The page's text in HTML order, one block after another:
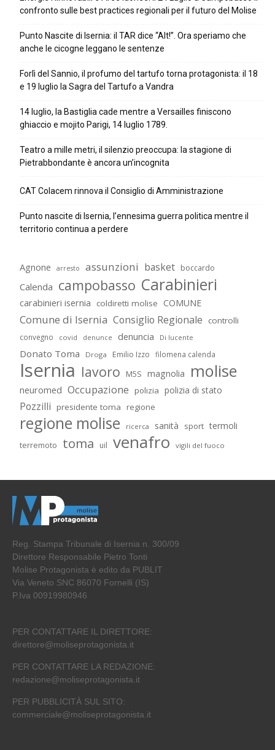
confronto sulle best practices regionali per il futuro del Molise
Punto Nascite di Isernia: il TAR dice “Alt!”. Ora speriamo che
anche le cicogne leggano le sentenze
Forlì del Sannio, il profumo del tartufo torna protagonista: il 18
e 19 luglio la Sagra del Tartufo a Vandra
14 luglio, la Bastiglia cade mentre a Versailles finiscono
ghiaccio e mojito Parigi, 14 luglio 1789.
Teatro a mille metri, il silenzio preoccupa: la stagione di
Pietrabbondante è ancora un’incognita
CAT Colacem rinnova il Consiglio di Amministrazione
Punto nascite di Isernia, l’ennesima guerra politica mentre il
territorio continua a perdere
Agnone arresto assunzioni basket boccardo
Calenda campobasso Carabinieri
carabinieri isernia coldiretti molise COMUNE
Comune di Isernia Consiglio Regionale controlli
convegno covid denunce denuncia Di lucente
Donato Toma Droga Emilio Izzo filomena calenda
Isernia lavoro M5S magnolia molise
neuromed Occupazione polizia polizia di stato
Pozzilli presidente toma regione
regione molise ricerca sanità sport termoli
terremoto toma uil venafro vigili del fuoco
Reg. Stampa Tribunale di Isernia n. 300/09
Direttore Responsabile Pietro Tonti
Molise Protagonista è edito da PUBLIT
Via Veneto SNC 86070 Fornelli (IS)
P.Iva 00919980946
PER CONTATTARE IL DIRETTORE:
direttore@moliseprotagonista.it
PER CONTATTARE LA REDAZIONE:
redazione@moliseprotagonista.it
PER PUBBLICITÀ SUL SITO:
commerciale@moliseprotagonista.it